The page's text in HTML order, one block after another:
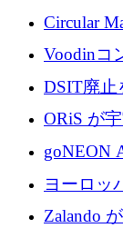
がシリー
5,000 万
Circular
張に
Voodinコ
製ブレー
ーロを確
DSIT廃止
ORiS が
フラの
goNEON
ンフラ計
ヨーロッ
ーロを超
Zalando